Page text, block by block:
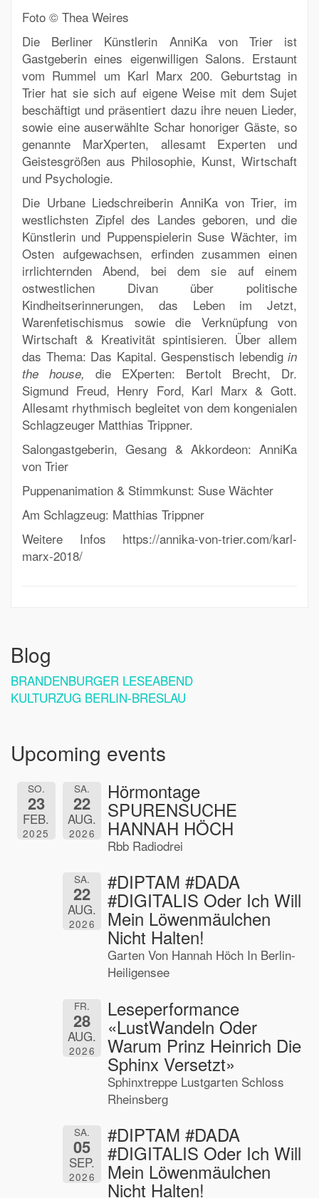
Foto © Thea Weires
Die Berliner Künstlerin AnniKa von Trier ist
Gastgeberin eines eigenwilligen Salons. Erstaunt
vom Rummel um Karl Marx 200. Geburtstag in
Trier hat sie sich auf eigene Weise mit dem Sujet
beschäftigt und präsentiert dazu ihre neuen Lieder,
sowie eine auserwählte Schar honoriger Gäste, so
genannte MarXperten, allesamt Experten und
Geistesgrößen aus Philosophie, Kunst, Wirtschaft
und Psychologie.
Die Urbane Liedschreiberin AnniKa von Trier, im
westlichsten Zipfel des Landes geboren, und die
Künstlerin und Puppenspielerin Suse Wächter, im
Osten aufgewachsen, erfinden zusammen einen
irrlichternden Abend, bei dem sie auf einem
ostwestlichen Divan über politische
Kindheitserinnerungen, das Leben im Jetzt,
Warenfetischismus sowie die Verknüpfung von
Wirtschaft & Kreativität spintisieren. Über allem
das Thema: Das Kapital. Gespenstisch lebendig in
the house,
die EXperten: Bertolt Brecht, Dr.
Sigmund Freud, Henry Ford, Karl Marx & Gott.
Allesamt rhythmisch begleitet von dem kongenialen
Schlagzeuger Matthias Trippner.
Salongastgeberin, Gesang & Akkordeon: AnniKa
von Trier
Puppenanimation & Stimmkunst: Suse Wächter
Am Schlagzeug: Matthias Trippner
Weitere Infos https://annika-von-trier.com/karl-
marx-2018/
Blog
BRANDENBURGER LESEABEND
KULTURZUG BERLIN-BRESLAU
Upcoming events
SO.
23
FEB.
2025
SA.
22
AUG.
2026
Hörmontage
SPURENSUCHE
HANNAH HÖCH
Rbb Radiodrei
SA.
22
AUG.
2026
#DIPTAM #DADA
#DIGITALIS Oder Ich Will
Mein Löwenmäulchen
Nicht Halten!
Garten Von Hannah Höch In Berlin-
Heiligensee
FR.
28
AUG.
2026
Leseperformance
«LustWandeln Oder
Warum Prinz Heinrich Die
Sphinx Versetzt»
Sphinxtreppe Lustgarten Schloss
Rheinsberg
SA.
05
SEP.
2026
#DIPTAM #DADA
#DIGITALIS Oder Ich Will
Mein Löwenmäulchen
Nicht Halten!